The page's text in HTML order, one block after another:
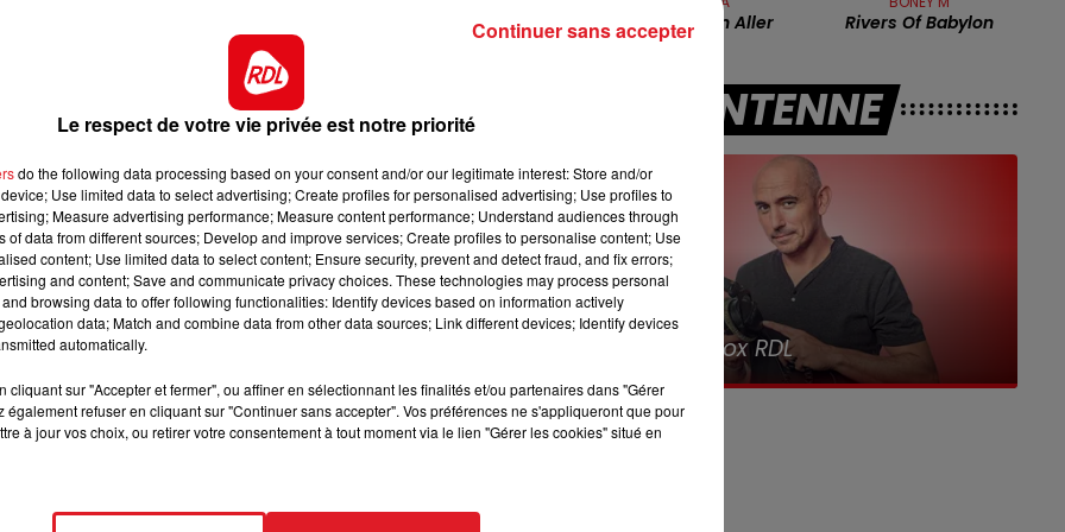
LES APRÈS-MIDI QUI CHANTENT
16h00 - 19h00
LE JUKEBOX RDL
base indiscutable.
l'année, mais a montré de la qualité l'an dernier.
forme, elle devrait faire un grand retour.
ses deux dernières courses ont montré sa vrai
des bonnes chances de cette épreuve.
des 5 premiers, sauf un mauvais parcours pourrait
de faire l'arrivée.
à 4 ans, mais monte en condition au fil des courses.
dans les stalles. elle peut se révéler.
valeur, et sa récente sortie s'en dit proche d'une place
a fait plusieurs gestes pour la descendre en 31,5, elle
en mesure de se réhabiliter
Je Dois M'en Aller Rivers Of Babylon
A L'ANTENNE
16h00 - 19h00 7h00 - 10h00
Debout c'est l'heure
Le respect de votre vie privée est notre priorité
do the following data processing based on your consent and/or our legitimate interest: Store and/or
Use limited data to select advertising; Create profiles for personalised advertising; Use profiles to
Measure advertising performance; Measure content performance; Understand audiences through
of data from different sources; Develop and improve services; Create profiles to personalise content; Use
content; Use limited data to select content; Ensure security, prevent and detect fraud, and fix errors;
and content; Save and communicate privacy choices. These technologies may process personal
browsing data to offer following functionalities: Identify devices based on information actively
data; Match and combine data from other data sources; Link different devices; Identify devices
automatically.
cliquant sur "Accepter et fermer", ou affiner en sélectionnant les finalités et/ou partenaires dans "Gérer
également refuser en cliquant sur "Continuer sans accepter". Vos préférences ne s'appliqueront que pour
à jour vos choix, ou retirer votre consentement à tout moment via le lien "Gérer les cookies" situé en
Continuer sans accepter